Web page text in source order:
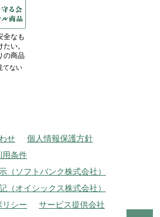
全なも
い。
の商品
てない
せ
個人情報保護方針
用条件
（ソフトバンク株式会社）
（オイシックス株式会社）
リシー サービス提供会社